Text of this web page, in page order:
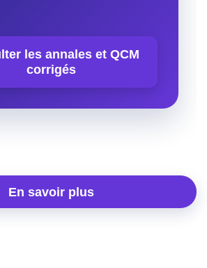
les annales et QCM
corrigés
En savoir plus